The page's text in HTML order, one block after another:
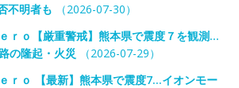
不明者も （2026-07-30）
ｒｏ【厳重警戒】熊本県で震度７を観測…
の隆起・火災
（2026-07-29）
ｒｏ 【最新】熊本県で震度7…イオンモー